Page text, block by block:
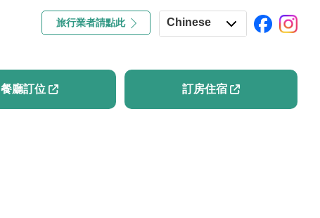
旅行業者請點此
Japanese
Korean
Chinese
餐廳訂位 訂房住宿
餐廳訂位 訂房住宿